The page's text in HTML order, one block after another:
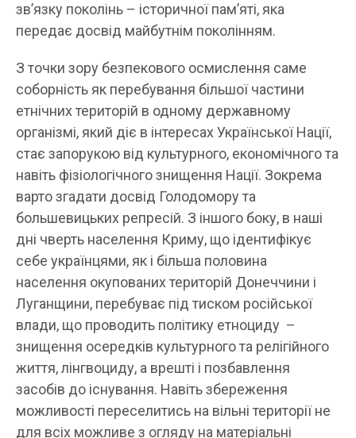
зв’язку поколінь – історичної пам’яті, яка
передає досвід майбутнім поколінням.
З точки зору безпекового осмислення саме
соборність як перебування більшої частини
етнічних територій в одному державному
організмі, який діє в інтересах Української Нації,
стає запорукою від культурного, економічного та
навіть фізіологічного знищення Нації. Зокрема
варто згадати досвід Голодомору та
большевицьких репресій. З іншого боку, в наші
дні чверть населення Криму, що ідентифікує
себе українцями, як і більша половина
населення окупованих територій Донеччини і
Луганщини, перебуває під тиском російської
влади, що проводить політику етноциду –
знищення осередків культурного та релігійного
життя, лінгвоциду, а врешті і позбавлення
засобів до існування. Навіть збереження
можливості переселитись на вільні території не
для всіх можливе з огляду на матеріальні